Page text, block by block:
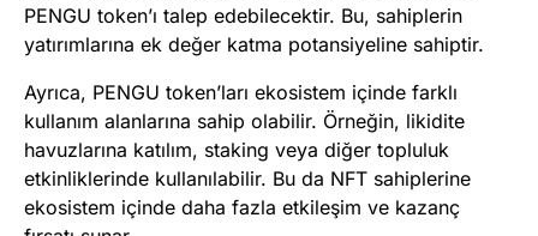
PENGU token’ı talep edebilecektir. Bu, sahiplerin
yatırımlarına ek değer katma potansiyeline sahiptir.
Ayrıca, PENGU token’ları ekosistem içinde farklı
kullanım alanlarına sahip olabilir. Örneğin, likidite
havuzlarına katılım, staking veya diğer topluluk
etkinliklerinde kullanılabilir. Bu da NFT sahiplerine
ekosistem içinde daha fazla etkileşim ve kazanç